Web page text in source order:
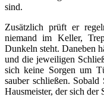
sind.
Zusätzlich prüft er
niemand im Keller,
Dunkeln steht. Daneben
und die jeweiligen
sich keine Sorgen um
sauber schließen.
Hausmeister, der sich